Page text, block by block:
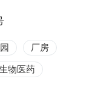
厂房
物医药